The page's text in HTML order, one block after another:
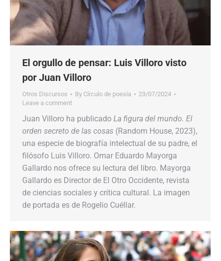
El orgullo de pensar: Luis Villoro visto
por Juan Villoro
Otros Discursos By Círculo de poesía
23/07/2024
Leave a comment
Juan Villoro ha publicado La figura del mundo. El
orden secreto de las cosas (Random House, 2023),
una especie de biografía intelectual de su padre, el
filósofo Luis Villoro. Omar Eduardo Mayorga
Gallardo nos ofrece su lectura del libro. Mayorga
Gallardo es Director de El Otro Occidente, revista
de ciencias sociales y crítica cultural. La imagen
de portada es de Rogelio Cuéllar.